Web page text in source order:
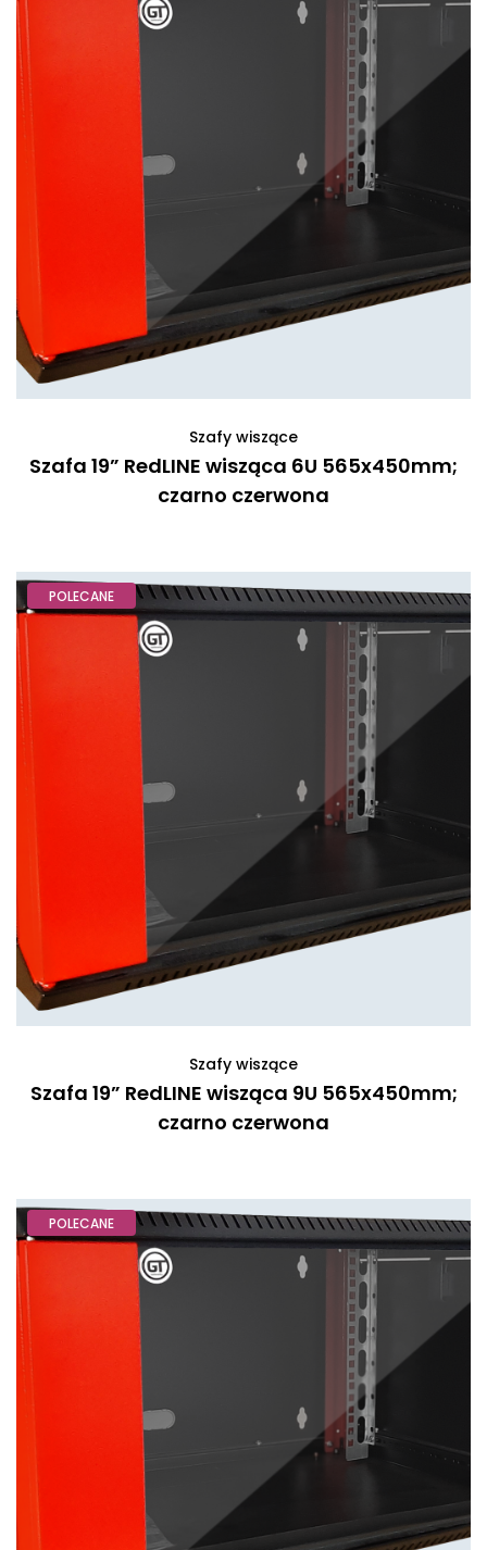
Szafy wiszące
Szafa 19” RedLINE wisząca 6U 565x450mm;
czarno czerwona
POLECANE
Szafy wiszące
Szafa 19” RedLINE wisząca 9U 565x450mm;
czarno czerwona
POLECANE